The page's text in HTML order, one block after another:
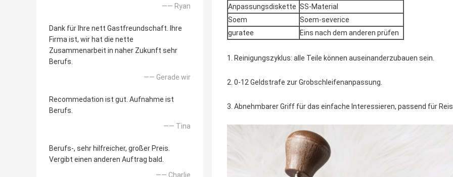
—— Ryan
Dank für Ihre nett Gastfreundschaft. Ihre
Firma ist, wir hat die nette
Zusammenarbeit in naher Zukunft sehr
Berufs.
—— Gerade wir
Recommedation ist gut. Aufnahme ist
Berufs.
—— Tina
Berufs-, sehr hilfreicher, großer Preis.
Vergibt einen anderen Auftrag bald.
—— Charlie
Anpassungsdiskette SS-Material
Soem
Soem-severice
guratee
Eins nach dem anderen prüfen
1. Reinigungszyklus: alle Teile können auseinanderzubauen sein.
2. 0-12 Geldstrafe zur Grobschleifenanpassung.
3. Abnehmbarer Griff für das einfache Interessieren, passend für